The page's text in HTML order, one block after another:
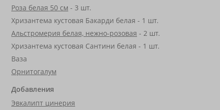
Роза белая 50 см - 3 шт.
Хризантема кустовая Бакарди белая - 1 шт.
Альстромерия белая, нежно-розовая - 2 шт.
Хризантема кустовая Сантини белая - 1 шт.
Ваза
Орнитогалум
Добавления
Эвкалипт цинерия